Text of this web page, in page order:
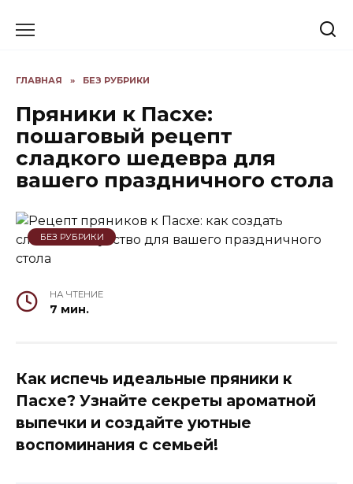
ГЛАВНАЯ » БЕЗ РУБРИКИ
Пряники к Пасхе:
пошаговый рецепт
сладкого шедевра для
вашего праздничного стола
БЕЗ РУБРИКИ
НА ЧТЕНИЕ
7 мин.
Как испечь идеальные пряники к
Пасхе? Узнайте секреты ароматной
выпечки и создайте уютные
воспоминания с семьей!